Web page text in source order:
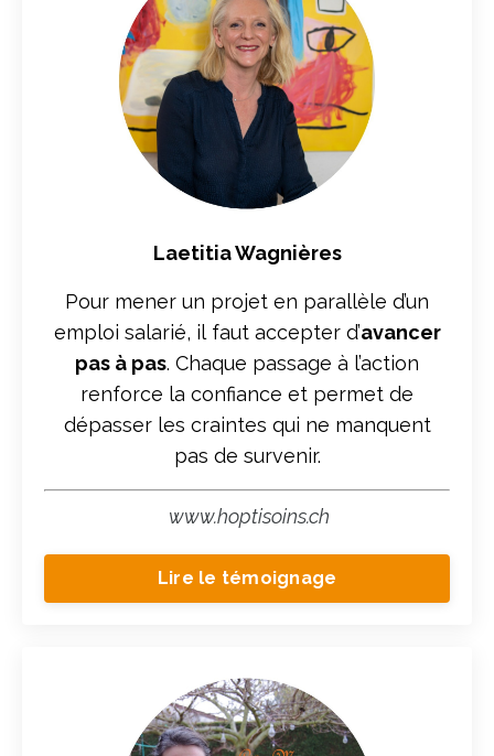
Laetitia Wagnières
Pour mener un projet en parallèle d’un
emploi salarié, il faut accepter d’avancer
pas à pas. Chaque passage à l’action
renforce la confiance et permet de
dépasser les craintes qui ne manquent
pas de survenir.
www.hoptisoins.ch
Lire le témoignage